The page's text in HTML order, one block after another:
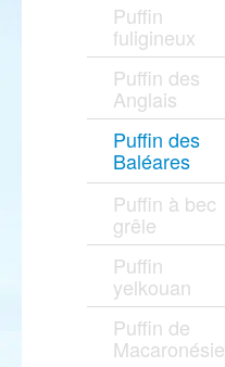
Puffin
fuligineux
Puffin des
Anglais
Puffin des
Baléares
Puffin à bec
grêle
Puffin
yelkouan
Puffin de
Macaronésie